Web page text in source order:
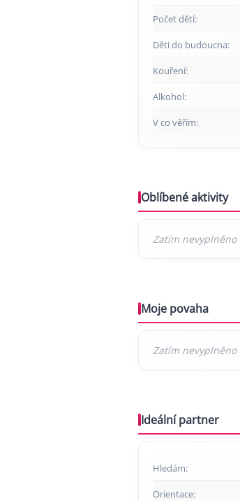
Počet dětí:
Děti do budoucna:
Kouření:
Alkohol:
V co věřím:
Oblíbené aktivity
Moje povaha
Ideální partner
Hledám:
Orientace: